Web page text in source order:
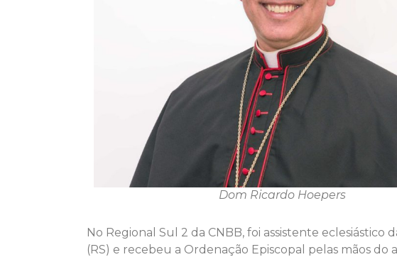
Dom Ricardo Hoepers
No Regional Sul 2 da CNBB, foi assistente eclesiástico
(RS) e recebeu a Ordenação Episcopal pelas mãos